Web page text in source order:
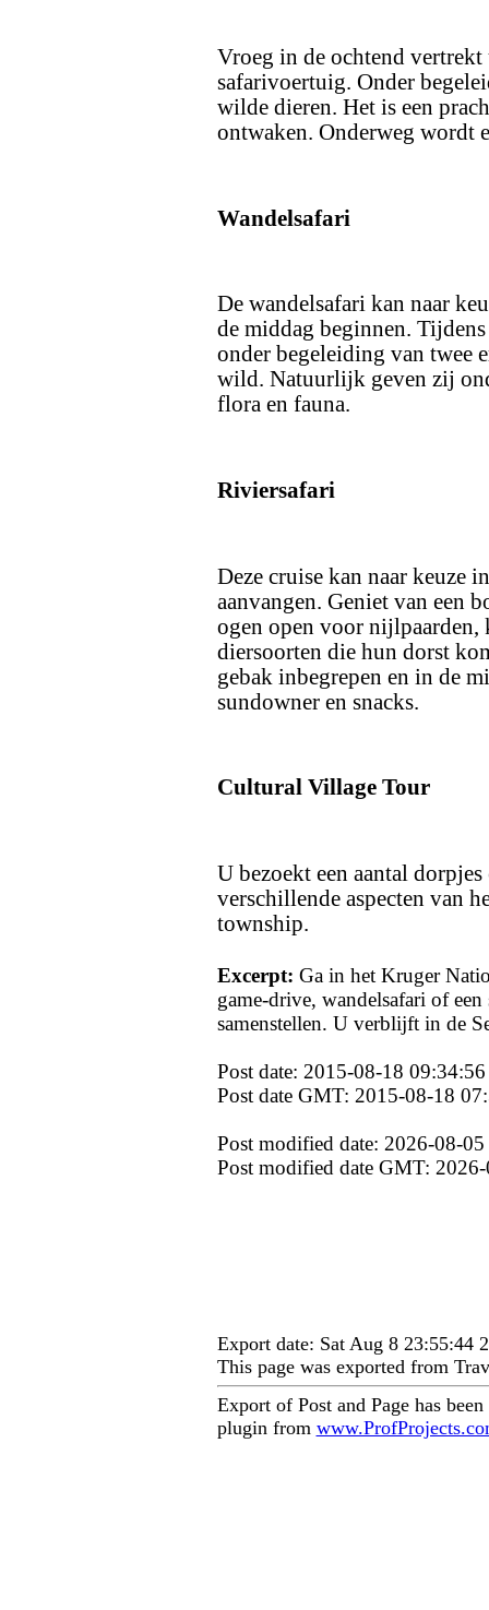
Vroeg in de ochtend
safarivoertuig. Onder
wilde dieren. Het is een
ontwaken. Onderweg wordt
Wandelsafari
De wandelsafari kan naar
de middag beginnen.
onder begeleiding van twee
wild. Natuurlijk geven zij
flora en fauna.
Riviersafari
Deze cruise kan naar keuze
aanvangen. Geniet van een
ogen open voor
diersoorten die hun dorst
gebak inbegrepen en in de
sundowner en snacks.
Cultural Village Tour
U bezoekt een aantal
verschillende aspecten van
township.
Excerpt: Ga in het Kruger
game-drive, wandelsafari of
samenstellen. U verblijft in de
Post date: 2015-08-18 09:34:56
Post date GMT: 2015-08-18
Post modified date: 2026-08-
Post modified date GMT:
Export date: Sat Aug 8 23:55:44
This page was exported from
Export of Post and Page has
plugin from